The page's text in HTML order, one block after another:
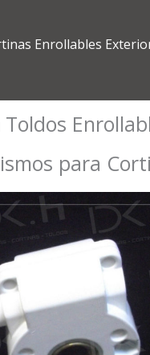
Enrollables
para